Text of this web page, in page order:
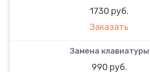
1730 руб.
Заказать
Замена клавиатуры
990 руб.